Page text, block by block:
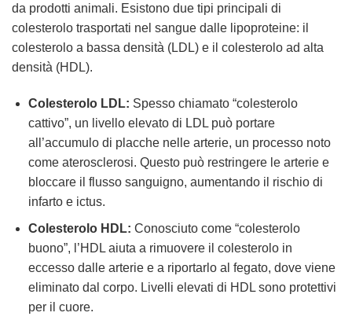
da prodotti animali. Esistono due tipi principali di
colesterolo trasportati nel sangue dalle lipoproteine: il
colesterolo a bassa densità (LDL) e il colesterolo ad alta
densità (HDL).
Colesterolo LDL: Spesso chiamato “colesterolo
cattivo”, un livello elevato di LDL può portare
all’accumulo di placche nelle arterie, un processo noto
come aterosclerosi. Questo può restringere le arterie e
bloccare il flusso sanguigno, aumentando il rischio di
infarto e ictus.
Colesterolo HDL: Conosciuto come “colesterolo
buono”, l’HDL aiuta a rimuovere il colesterolo in
eccesso dalle arterie e a riportarlo al fegato, dove viene
eliminato dal corpo. Livelli elevati di HDL sono protettivi
per il cuore.